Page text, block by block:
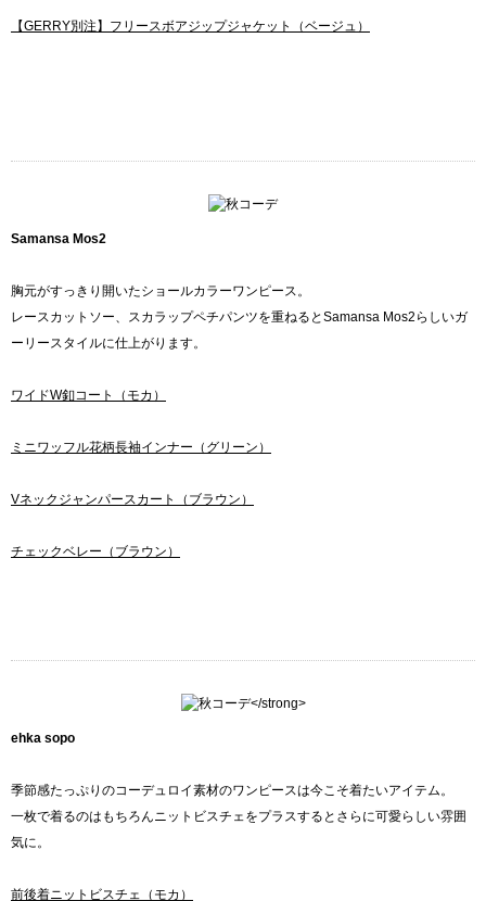
【GERRY別注】フリースボアジップジャケット（ベージュ）
Samansa Mos2
胸元がすっきり開いたショールカラーワンピース。
レースカットソー、スカラップペチパンツを重ねるとSamansa Mos2らしいガ
ーリースタイルに仕上がります。
ワイドW釦コート（モカ）
ミニワッフル花柄長袖インナー（グリーン）
Vネックジャンパースカート（ブラウン）
チェックベレー（ブラウン）
ehka sopo
季節感たっぷりのコーデュロイ素材のワンピースは今こそ着たいアイテム。
一枚で着るのはもちろんニットビスチェをプラスするとさらに可愛らしい雰囲
気に。
前後着ニットビスチェ（モカ）